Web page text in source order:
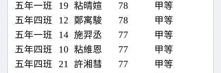
五年一班
19 粘晴媗 78
甲等
五年四班
12 鄭寓駿 78
甲等
五年一班
14 施羿丞 77
甲等
五年四班
10 粘維恩 77
甲等
五年四班
21 許湘彗 77
甲等